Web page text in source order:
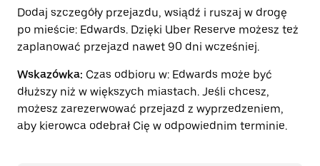
Dodaj szczegóły przejazdu, wsiądź i ruszaj w drogę
po mieście: Edwards. Dzięki Uber Reserve możesz też
zaplanować przejazd nawet 90 dni wcześniej.
Wskazówka: Czas odbioru w: Edwards może być
dłuższy niż w większych miastach. Jeśli chcesz,
możesz zarezerwować przejazd z wyprzedzeniem,
aby kierowca odebrał Cię w odpowiednim terminie.